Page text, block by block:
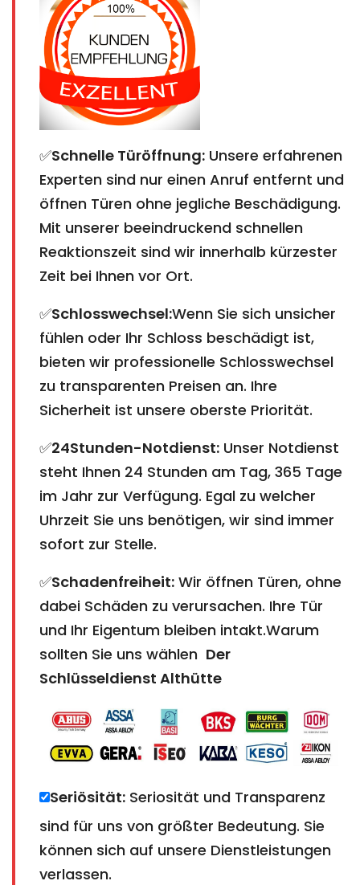
✅Schnelle Türöffnung: Unsere erfahrenen
Experten sind nur einen Anruf entfernt und
öffnen Türen ohne jegliche Beschädigung.
Mit unserer beeindruckend schnellen
Reaktionszeit sind wir innerhalb kürzester
Zeit bei Ihnen vor Ort.
✅Schlosswechsel:Wenn Sie sich unsicher
fühlen oder Ihr Schloss beschädigt ist,
bieten wir professionelle Schlosswechsel
zu transparenten Preisen an. Ihre
Sicherheit ist unsere oberste Priorität.
✅24Stunden-Notdienst: Unser Notdienst
steht Ihnen 24 Stunden am Tag, 365 Tage
im Jahr zur Verfügung. Egal zu welcher
Uhrzeit Sie uns benötigen, wir sind immer
sofort zur Stelle.
✅Schadenfreiheit: Wir öffnen Türen, ohne
dabei Schäden zu verursachen. Ihre Tür
und Ihr Eigentum bleiben intakt.Warum
sollten Sie uns wählen Der
Schlüsseldienst Althütte
Seriösität: Seriosität und Transparenz
sind für uns von größter Bedeutung. Sie
können sich auf unsere Dienstleistungen
verlassen.